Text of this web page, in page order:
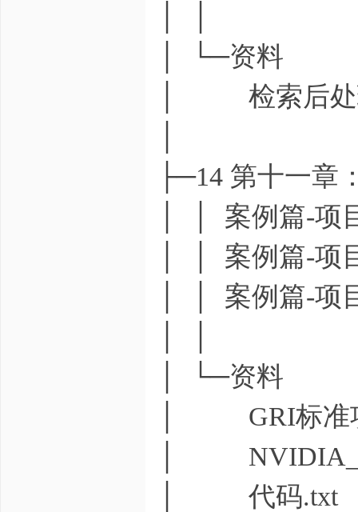
│ └─资料
│ 检索后处
├─14 第十一章
│ │ 案例篇-项
│ │ 案例篇-项
│ │ 案例篇-项
│ └─资料
│ GRI标准
│
│ 代码.txt